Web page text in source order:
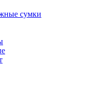
сумки